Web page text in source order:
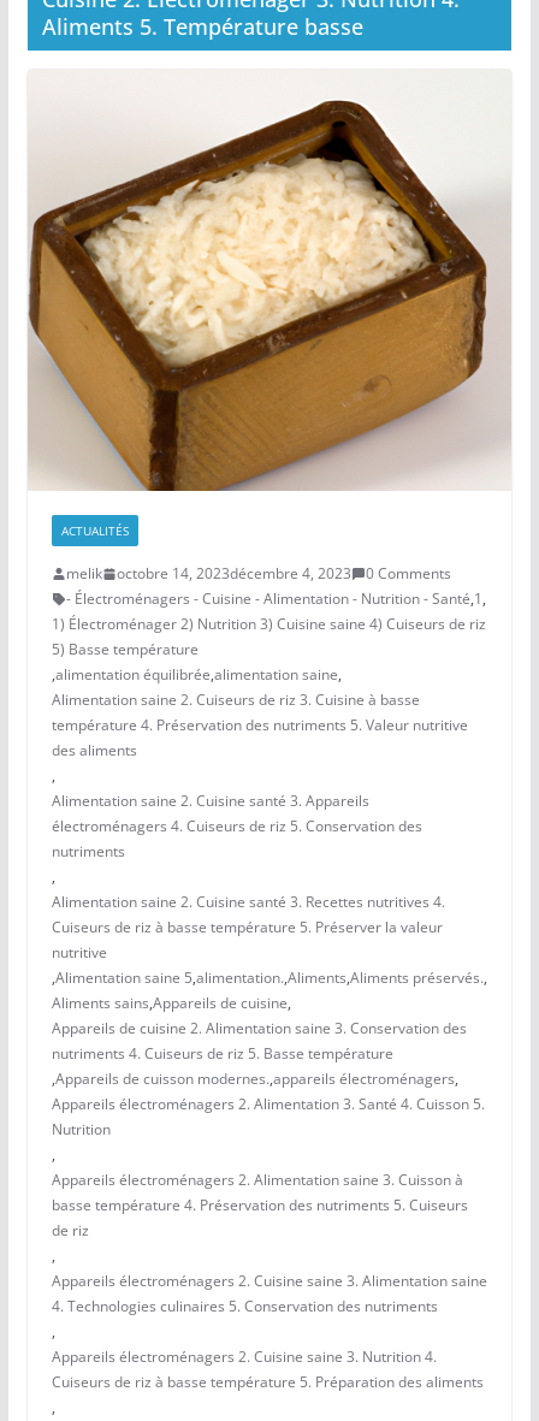
Aliments 5. Température basse
ACTUALITÉS
melik octobre 14, 2023décembre 4, 2023
0 Comments
- Électroménagers - Cuisine - Alimentation - Nutrition - Santé,1,
1) Électroménager 2) Nutrition 3) Cuisine saine 4) Cuiseurs de riz
5) Basse température
,alimentation équilibrée,alimentation saine,
Alimentation saine 2. Cuiseurs de riz 3. Cuisine à basse
température 4. Préservation des nutriments 5. Valeur nutritive
des aliments
,
Alimentation saine 2. Cuisine santé 3. Appareils
électroménagers 4. Cuiseurs de riz 5. Conservation des
nutriments
,
Alimentation saine 2. Cuisine santé 3. Recettes nutritives 4.
Cuiseurs de riz à basse température 5. Préserver la valeur
nutritive
,Alimentation saine 5,alimentation.,Aliments,Aliments préservés.,
Aliments sains,Appareils de cuisine,
Appareils de cuisine 2. Alimentation saine 3. Conservation des
nutriments 4. Cuiseurs de riz 5. Basse température
,Appareils de cuisson modernes.,appareils électroménagers,
Appareils électroménagers 2. Alimentation 3. Santé 4. Cuisson 5.
Nutrition
,
Appareils électroménagers 2. Alimentation saine 3. Cuisson à
basse température 4. Préservation des nutriments 5. Cuiseurs
de riz
,
Appareils électroménagers 2. Cuisine saine 3. Alimentation saine
4. Technologies culinaires 5. Conservation des nutriments
,
Appareils électroménagers 2. Cuisine saine 3. Nutrition 4.
Cuiseurs de riz à basse température 5. Préparation des aliments
,